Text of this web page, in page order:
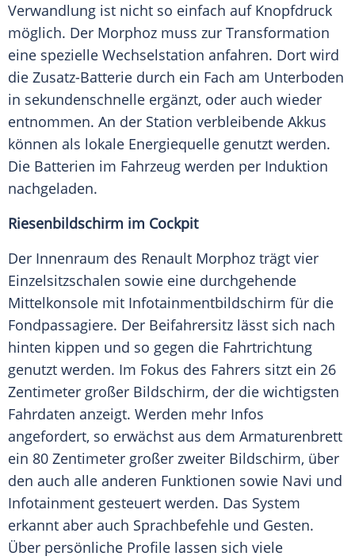
Verwandlung ist nicht so einfach auf Knopfdruck
möglich. Der Morphoz muss zur Transformation
eine spezielle Wechselstation anfahren. Dort wird
die Zusatz-Batterie durch ein Fach am Unterboden
in sekundenschnelle ergänzt, oder auch wieder
entnommen. An der Station verbleibende Akkus
können als lokale Energiequelle genutzt werden.
Die Batterien im Fahrzeug werden per Induktion
nachgeladen.
Riesenbildschirm im Cockpit
Der Innenraum des Renault Morphoz trägt vier
Einzelsitzschalen sowie eine durchgehende
Mittelkonsole mit Infotainmentbildschirm für die
Fondpassagiere. Der Beifahrersitz lässt sich nach
hinten kippen und so gegen die Fahrtrichtung
genutzt werden. Im Fokus des Fahrers sitzt ein 26
Zentimeter großer Bildschirm, der die wichtigsten
Fahrdaten anzeigt. Werden mehr Infos
angefordert, so erwächst aus dem Armaturenbrett
ein 80 Zentimeter großer zweiter Bildschirm, über
den auch alle anderen Funktionen sowie Navi und
Infotainment gesteuert werden. Das System
erkannt aber auch Sprachbefehle und Gesten.
Über persönliche Profile lassen sich viele